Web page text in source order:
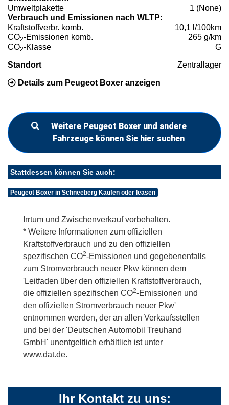
Umweltplakette
1 (None)
Verbrauch und Emissionen nach WLTP:
Kraftstoffverbr. komb.
10,1 l/100km
CO2-Emissionen komb.
265 g/km
CO2-Klasse G
Standort Zentrallager
Details zum Peugeot Boxer anzeigen
Weitere Peugeot Boxer und andere
Fahrzeuge können Sie hier suchen
Stattdessen können Sie auch:
Peugeot Boxer in Schneeberg Kaufen oder leasen
Irrtum und Zwischenverkauf vorbehalten.
* Weitere Informationen zum offiziellen
Kraftstoffverbrauch und zu den offiziellen
spezifischen CO2-Emissionen und gegebenenfalls
zum Stromverbrauch neuer Pkw können dem
'Leitfaden über den offiziellen Kraftstoffverbrauch,
die offiziellen spezifischen CO2-Emissionen und
den offiziellen Stromverbrauch neuer Pkw'
entnommen werden, der an allen Verkaufsstellen
und bei der 'Deutschen Automobil Treuhand
GmbH' unentgeltlich erhältlich ist unter
www.dat.de.
Ihr Kontakt zu uns: